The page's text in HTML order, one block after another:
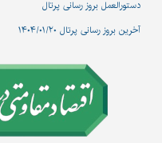
دستورالعمل بروز رسانی پرتال
آخرین بروز رسانی پرتال ۱۴۰۴/۰۱/۲۰